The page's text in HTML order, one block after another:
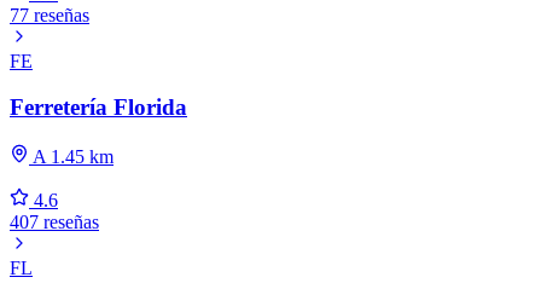
77 reseñas
FE
Ferretería Florida
A 1.45 km
4.6
407 reseñas
FL